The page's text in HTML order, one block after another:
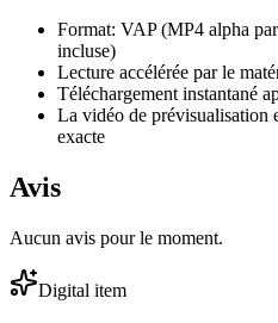
Format: VAP (MP4 alpha
incluse)
Lecture accélérée par le
Téléchargement instantané
La vidéo de prévisualisation
exacte
Avis
Aucun avis pour le moment.
Digital item